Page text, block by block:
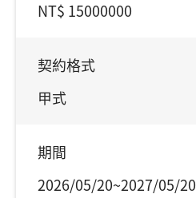
NT$ 15000000
契約格式
甲式
期間
2026/05/20~2027/05/20